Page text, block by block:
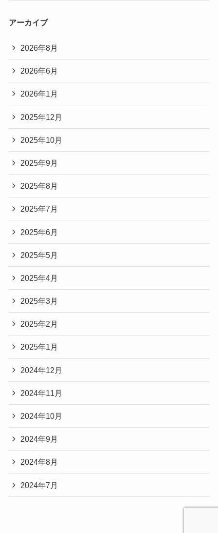
アーカイブ
2026年8月
2026年6月
2026年1月
2025年12月
2025年10月
2025年9月
2025年8月
2025年7月
2025年6月
2025年5月
2025年4月
2025年3月
2025年2月
2025年1月
2024年12月
2024年11月
2024年10月
2024年9月
2024年8月
2024年7月